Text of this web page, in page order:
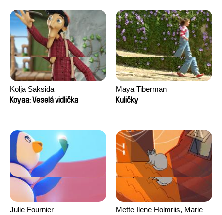
Kolja Saksida
Koyaa: Veselá vidlička
Maya Tiberman
Kuličky
Julie Fournier
Mette Ilene Holmriis, Marie